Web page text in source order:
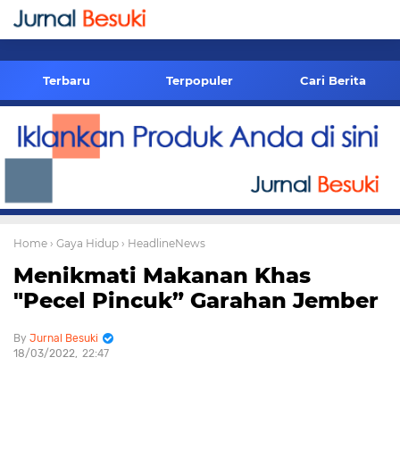
-->
Terbaru Terpopuler Cari Berita
Home › Gaya Hidup › HeadlineNews
Menikmati Makanan Khas
"Pecel Pincuk” Garahan Jember
Jurnal Besuki
18/03/2022 22:47